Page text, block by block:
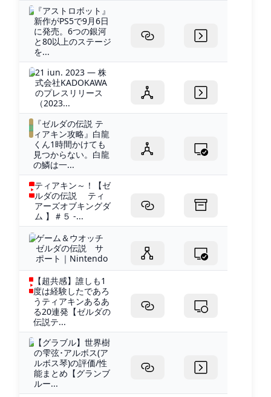
『アストロボット』
新作がPS5で9月6日
に発売。6つの銀河
と80以上のステージ
を...
21 iun. 2023 — 株
式会社KADOKAWA
のプレスリリース
（2023...
『ゼルダの伝説 テ
ィアキン攻略』白龍
くん1時間かけても
見つからない。白龍
の鱗は一...
ティアキン～！【ゼ
ルダの伝説 ティ
アーズオブキングダ
ム 】＃５ -...
ゲーム＆ウオッチ
ゼルダの伝説 サ
ポート｜Nintendo
【超共感】誰しも1
度は経験したであろ
うティアキンあるあ
る20連発【ゼルダの
伝説テ...
【グラブル】世界樹
の雫弦･アルボス(ア
ルボス琴)の評価/性
能まとめ【グランブ
ルー...